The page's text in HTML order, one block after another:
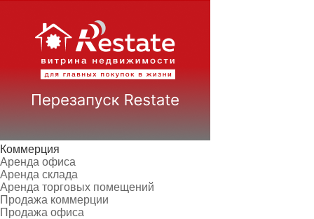
Коммерция
Аренда офиса
Аренда склада
Аренда торговых помещений
Продажа коммерции
Продажа офиса